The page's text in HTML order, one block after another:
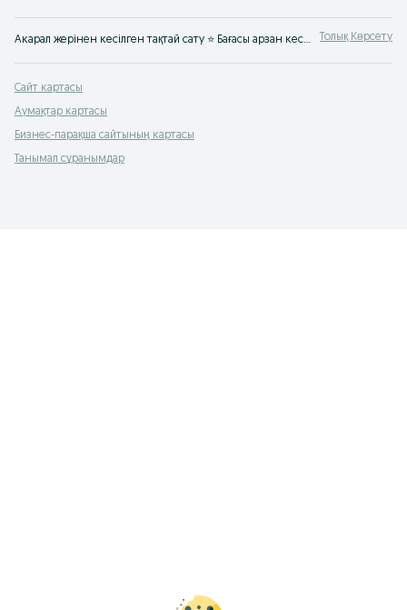
Акарал жерінен кесілген тақтай сату ⭐ Бағасы арзан кесілген ағаш ✅ Кесілген ағаштың көптеген түрі OLX.kz-те. Толық Көрсету
Сайт картасы
Аумақтар картасы
Бизнес-парақша сайтының картасы
Танымал сұранымдар